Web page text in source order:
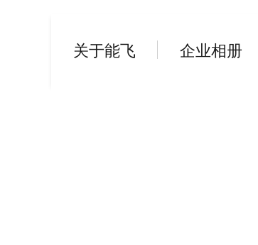
关于能飞 企业相册